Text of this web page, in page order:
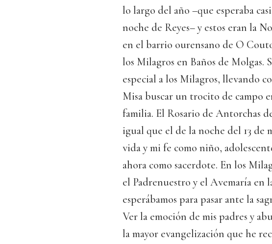
lo largo del año –que esperaba
noche de Reyes– y estos eran la
en el barrio ourensano de O
los Milagros en Baños de Molgas.
especial a los Milagros, llevando
Misa buscar un trocito de campo
familia. El Rosario de Antorchas
igual que el de la noche del 13 de
vida y mi fe como niño,
ahora como sacerdote. En los
el Padrenuestro y el Avemaría en
esperábamos para pasar ante la
Ver la emoción de mis padres y
la mayor evangelización que he